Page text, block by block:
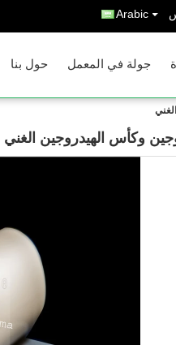
Arabic
حول بنا جولة في المعمل